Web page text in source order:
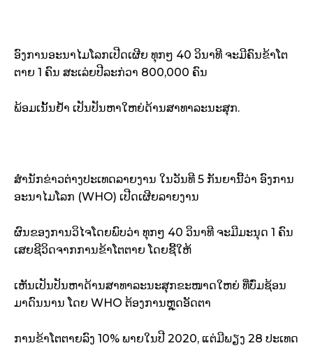
ອົງການອະນາໄມໂລກເປີດເຜີຍ ທຸກໆ 40 ວິນາທີ ຈະມີຄົນຂ້າໂຕ
ຕາຍ 1 ຄົນ ສະເລ່ຍປີລະກ່ວາ 800,000 ຄົນ
ພ້ອມເນັ້ນຢ້ຳ ເປັນປັນຫາໃຫຍ່ດ້ານສາທາລະນະສຸກ.
ສຳນັກຂ່າວຕ່າງປະເທດລາຍງານ ໃນວັນທີ 5 ກັນຍານີ້ວ່າ ອົງການ
ອະນາໄມໂລກ (WHO) ເປີດເຜີຍລາຍງານ
ຜົນຂອງການວິໄຈໂດຍພົບວ່າ ທຸກໆ 40 ວິນາທີ ຈະມີມະນຸດ 1 ຄົນ
ເສຍຊີວິດຈາກການຂ້າໂຕຕາຍ ໂດຍຊີ້ໃຫ້
ເຫັນເປັນປັນຫາດ້ານສາທາລະນະສຸກຂະໜາດໃຫຍ່ ທີ່ບົ່ມຊ້ອນ
ມາດົນນານ ໂດຍ WHO ຕ້ອງການຫຼຸດອັດຕາ
ການຂ້າໂຕຕາຍລົງ 10% ພາຍໃນປີ 2020, ແຕ່ມີພຽງ 28 ປະເທດ